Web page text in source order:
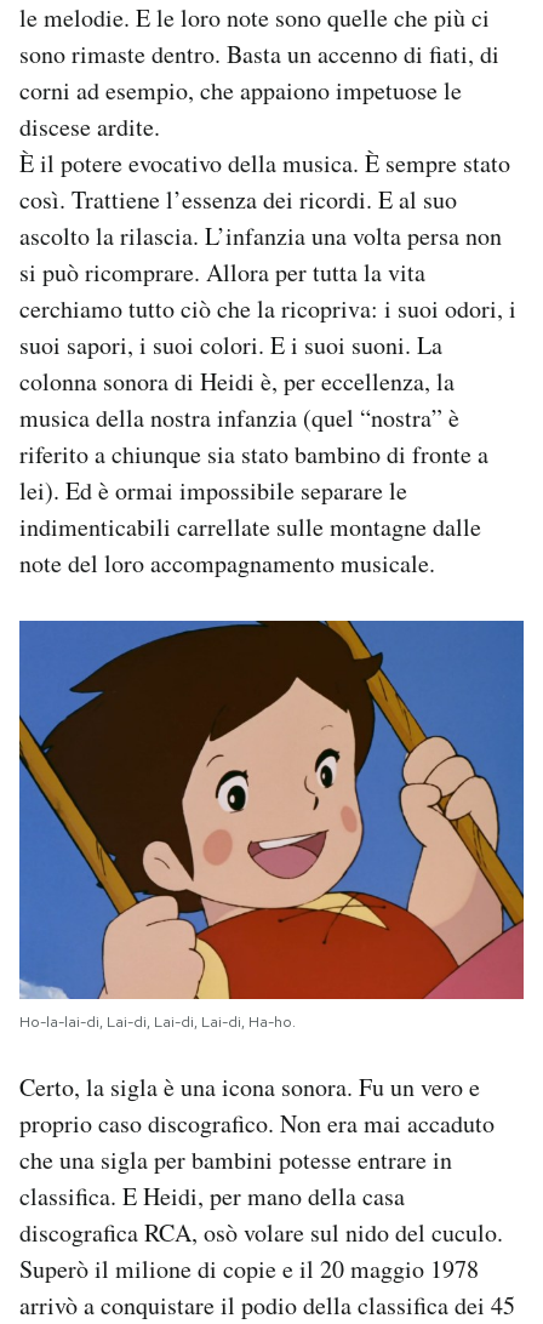
le melodie. E le loro note sono quelle che più ci
sono rimaste dentro. Basta un accenno di fiati, di
corni ad esempio, che appaiono impetuose le
discese ardite.
È il potere evocativo della musica. È sempre stato
così. Trattiene l’essenza dei ricordi. E al suo
ascolto la rilascia. L’infanzia una volta persa non
si può ricomprare. Allora per tutta la vita
cerchiamo tutto ciò che la ricopriva: i suoi odori, i
suoi sapori, i suoi colori. E i suoi suoni. La
colonna sonora di Heidi è, per eccellenza, la
musica della nostra infanzia (quel “nostra” è
riferito a chiunque sia stato bambino di fronte a
lei). Ed è ormai impossibile separare le
indimenticabili carrellate sulle montagne dalle
note del loro accompagnamento musicale.
Ho-la-lai-di, Lai-di, Lai-di, Lai-di, Ha-ho.
Certo, la sigla è una icona sonora. Fu un vero e
proprio caso discografico. Non era mai accaduto
che una sigla per bambini potesse entrare in
classifica. E Heidi, per mano della casa
discografica RCA, osò volare sul nido del cuculo.
Superò il milione di copie e il 20 maggio 1978
arrivò a conquistare il podio della classifica dei 45